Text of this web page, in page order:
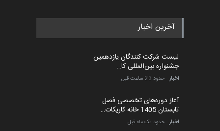
آخرین اخبار
لیست شرکت کنندگان یازدهمین
جشنواره بین‌المللی کا…
اخبار حدود 23 ساعت قبل
آغاز دوره‌های تخصصی فصل
تابستان 1405 خانه کاریکات…
اخبار حدود یک ماه قبل